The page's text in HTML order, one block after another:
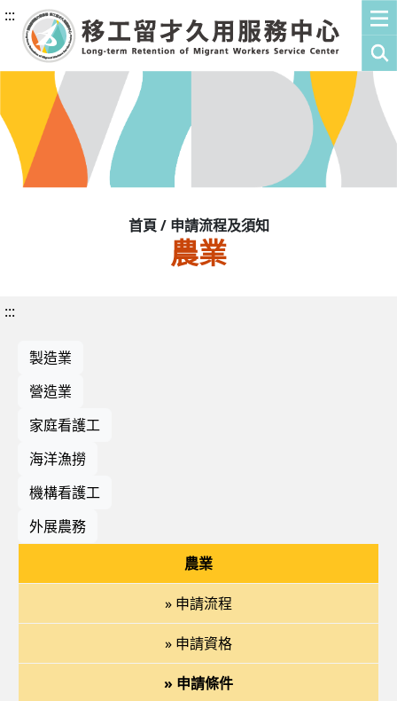
:::
首頁 / 申請流程及須知
農業
:::
製造業
營造業
家庭看護工
海洋漁撈
機構看護工
外展農務
農業
» 申請流程
» 申請資格
» 申請條件